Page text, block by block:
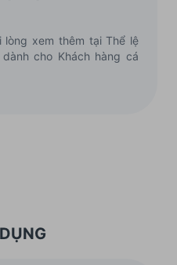
xem thêm tại Thể lệ
cho Khách hàng cá